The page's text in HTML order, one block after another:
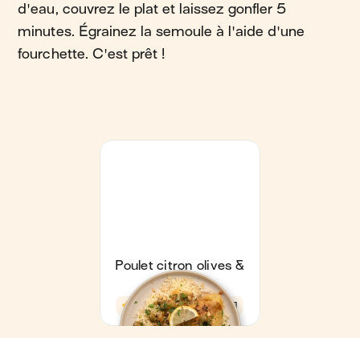
d'eau, couvrez le plat et laissez gonfler 5
minutes. Égrainez la semoule à l'aide d'une
fourchette. C'est prêt !